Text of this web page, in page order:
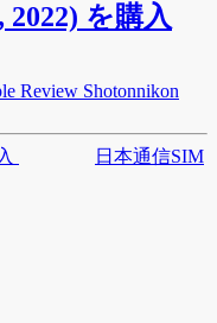
を購入
Review Shotonnikon
日本通信SIM